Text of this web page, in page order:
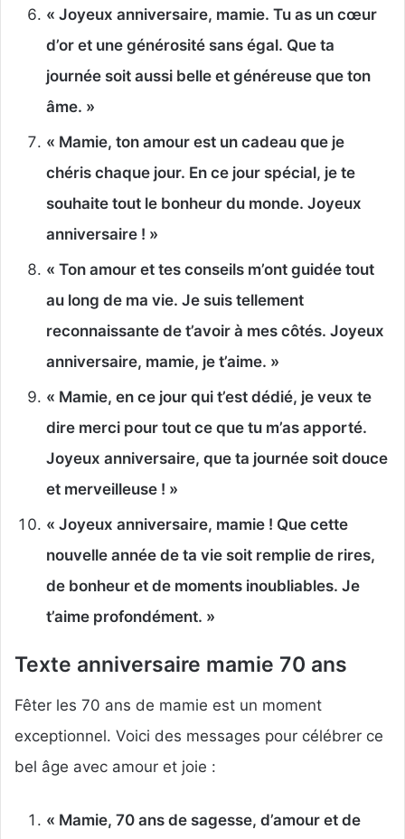
« Joyeux anniversaire, mamie. Tu as un cœur
d’or et une générosité sans égal. Que ta
journée soit aussi belle et généreuse que ton
âme. »
« Mamie, ton amour est un cadeau que je
chéris chaque jour. En ce jour spécial, je te
souhaite tout le bonheur du monde. Joyeux
anniversaire ! »
« Ton amour et tes conseils m’ont guidée tout
au long de ma vie. Je suis tellement
reconnaissante de t’avoir à mes côtés. Joyeux
anniversaire, mamie, je t’aime. »
« Mamie, en ce jour qui t’est dédié, je veux te
dire merci pour tout ce que tu m’as apporté.
Joyeux anniversaire, que ta journée soit douce
et merveilleuse ! »
« Joyeux anniversaire, mamie ! Que cette
nouvelle année de ta vie soit remplie de rires,
de bonheur et de moments inoubliables. Je
t’aime profondément. »
Texte anniversaire mamie 70 ans
Fêter les 70 ans de mamie est un moment
exceptionnel. Voici des messages pour célébrer ce
bel âge avec amour et joie :
« Mamie, 70 ans de sagesse, d’amour et de